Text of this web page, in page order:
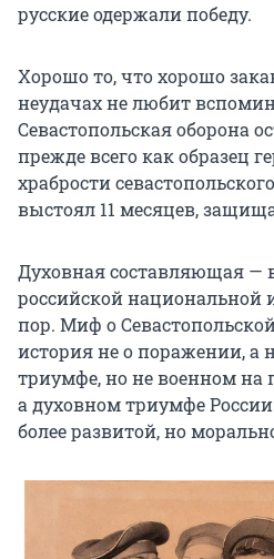
русские одержали победу.
Хорошо то, что хорошо
неудачах не любит
Севастопольская оборона
прежде всего как образец
храбрости
выстоял 11 месяцев,
Духовная составляющая
российской национальной
пор. Миф о
история не о поражении, а
триумфе, но не военном на
а духовном триумфе
более развитой, но